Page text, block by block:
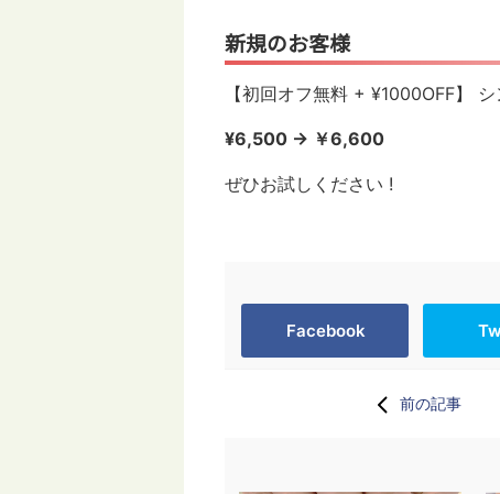
新規のお客様
【初回オフ無料 + ¥1000OFF】
¥6,500 → ￥6,600
ぜひお試しください !
Facebook
前の記事